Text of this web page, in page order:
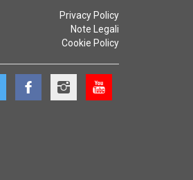
Privacy Policy
Note Legali
Cookie Policy